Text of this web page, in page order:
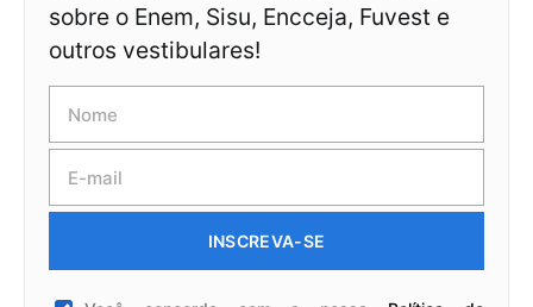
sobre o Enem, Sisu, Encceja, Fuvest e
outros vestibulares!
INSCREVA-SE